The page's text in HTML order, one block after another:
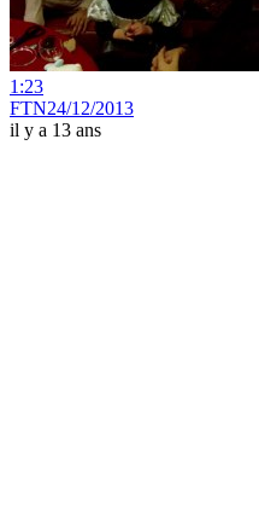
1:23
FTN24/12/2013
il y a 13 ans